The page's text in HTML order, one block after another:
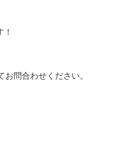
お問合わせください。